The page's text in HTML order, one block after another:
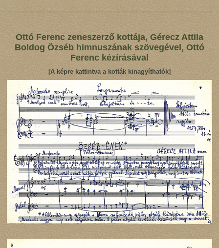
Ottó Ferenc zeneszerző kottája, Gérecz Attila
Boldog Özséb himnuszának szövegével, Ottó
Ferenc kézírásával
[A képre kattintva a kották kinagyíthatók]